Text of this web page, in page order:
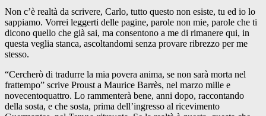
Non c’è realtà da scrivere, Carlo, tutto questo non esiste, tu ed io lo
sappiamo. Vorrei leggerti delle pagine, parole non mie, parole che ti
dicono quello che già sai, ma consentono a me di rimanere qui, in
questa veglia stanca, ascoltandomi senza provare ribrezzo per me
stesso.
“Cercherò di tradurre la mia povera anima, se non sarà morta nel
frattempo” scrive Proust a Maurice Barrès, nel marzo mille e
novecentoquattro. Lo rammenterà bene, anni dopo, raccontando
della sosta, e che sosta, prima dell’ingresso al ricevimento